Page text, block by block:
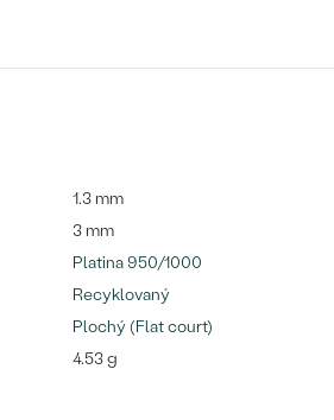
1.3 mm
3 mm
Platina 950/1000
Recyklovaný
Plochý (Flat court)
4.53 g